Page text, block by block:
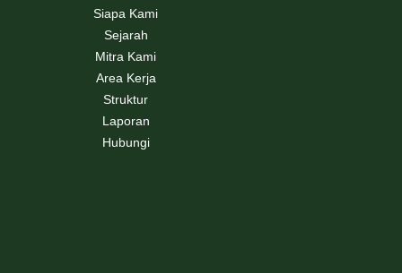
Siapa Kami
Sejarah
Mitra Kami
Area Kerja
Struktur
Laporan
Hubungi